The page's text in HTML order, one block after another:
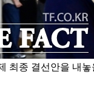
최종 결선안을 내